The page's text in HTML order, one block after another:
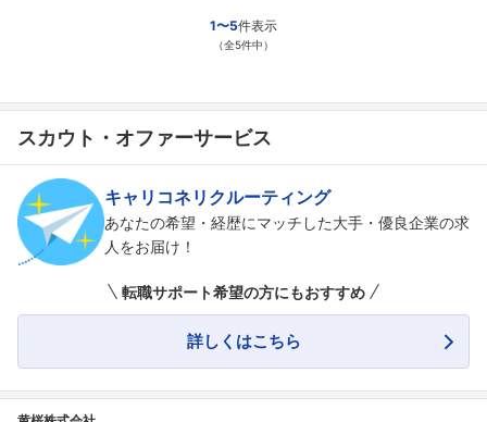
1〜5件表示
（全5件中）
スカウト・オファーサービス
キャリコネリクルーティング
あなたの希望・経歴にマッチした大手・優良企業の求
人をお届け！
転職サポート希望の方にもおすすめ
詳しくはこちら